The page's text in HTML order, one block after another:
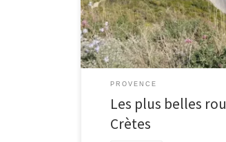
PROVENCE
Les plus belles
Crètes